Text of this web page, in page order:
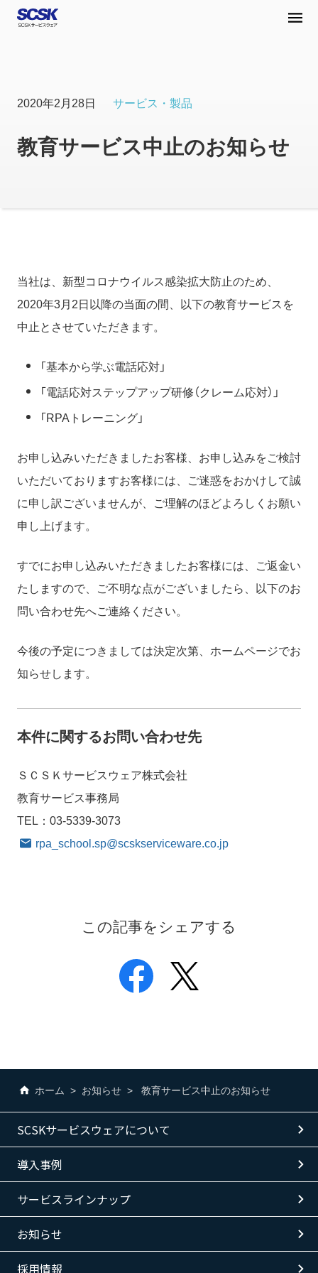
2020年2月28日 サービス・製品
教育サービス中止のお知らせ
当社は、新型コロナウイルス感染拡大防止のため、
2020年3月2日以降の当面の間、以下の教育サービスを
中止とさせていただきます。
「基本から学ぶ電話応対」
「電話応対ステップアップ研修（クレーム応対）」
「RPAトレーニング」
お申し込みいただきましたお客様、お申し込みをご検討
いただいておりますお客様には、ご迷惑をおかけして誠
に申し訳ございませんが、ご理解のほどよろしくお願い
申し上げます。
すでにお申し込みいただきましたお客様には、ご返金い
たしますので、ご不明な点がございましたら、以下のお
問い合わせ先へご連絡ください。
今後の予定につきましては決定次第、ホームページでお
知らせします。
本件に関するお問い合わせ先
ＳＣＳＫサービスウェア株式会社
教育サービス事務局
TEL：03-5339-3073
rpa_school.sp@scskserviceware.co.jp
この記事をシェアする
ホーム お知らせ 教育サービス中止のお知らせ
SCSKサービスウェアについて
導入事例
サービスラインナップ
お知らせ
採用情報